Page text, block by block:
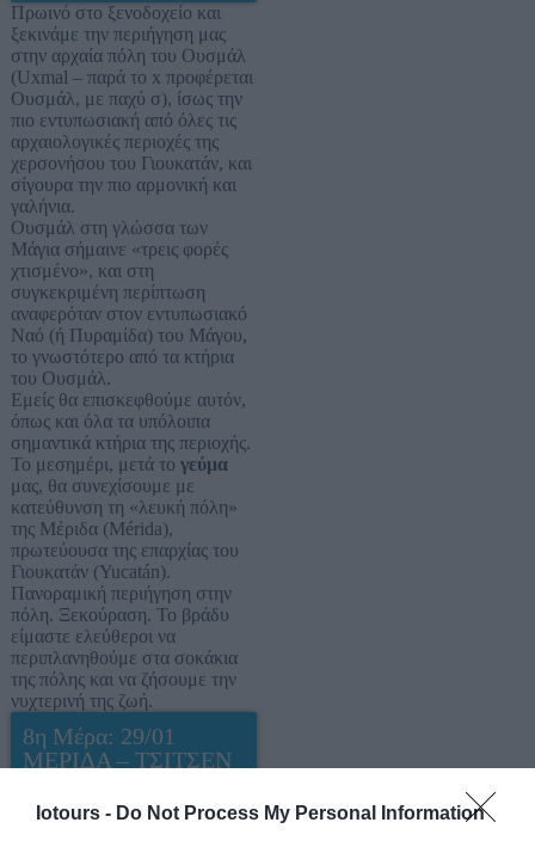
Iotours - Do Not Process My Personal Information
Πρωινό στο ξενοδοχείο και
ξεκινάμε την περιήγηση μας
στην αρχαία πόλη του Ουσμάλ
(Uxmal – παρά το x προφέρεται
Ουσμάλ, με παχύ σ), ίσως την
πιο εντυπωσιακή από όλες τις
αρχαιολογικές περιοχές της
χερσονήσου του Γιουκατάν, και
σίγουρα την πιο αρμονική και
γαλήνια.
Ουσμάλ στη γλώσσα των
Μάγια σήμαινε «τρεις φορές
χτισμένο», και στη
συγκεκριμένη περίπτωση
αναφερόταν στον εντυπωσιακό
Ναό (ή Πυραμίδα) του Μάγου,
το γνωστότερο από τα κτήρια
του Ουσμάλ.
Εμείς θα επισκεφθούμε αυτόν,
όπως και όλα τα υπόλοιπα
σημαντικά κτήρια της περιοχής.
Το μεσημέρι, μετά το γεύμα
μας, θα συνεχίσουμε με
κατεύθυνση τη «λευκή πόλη»
της Μέριδα (Mérida),
πρωτεύουσα της επαρχίας του
Γιουκατάν (Yucatán).
Πανοραμική περιήγηση στην
πόλη. Ξεκούραση. Το βράδυ
είμαστε ελεύθεροι να
περιπλανηθούμε στα σοκάκια
της πόλης και να ζήσουμε την
νυχτερινή της ζωή.
8η Μέρα: 29/01
ΜΕΡΙΔΑ – ΤΣΙΤΣΕΝ
CARMEN (all